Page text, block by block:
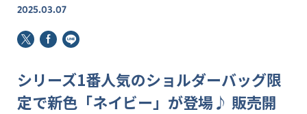
2025.03.07
シリーズ1番人気のショルダーバッグ限
定で新色「ネイビー」が登場♪ 販売開